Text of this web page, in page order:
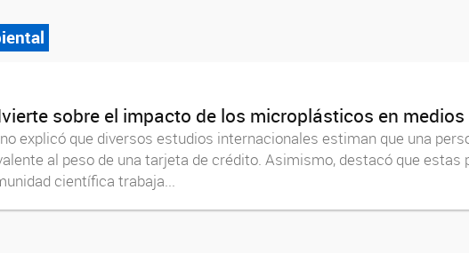
sobre el impacto de los microplásticos en
explicó que diversos estudios internacionales estiman que una
al peso de una tarjeta de crédito. Asimismo, destacó que
científica trabaja...